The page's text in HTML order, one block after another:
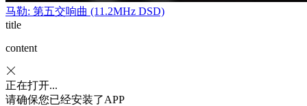
马勒: 第五交响曲 (11.2MHz DSD)
title
content
正在打开...
请确保您已经安装了APP